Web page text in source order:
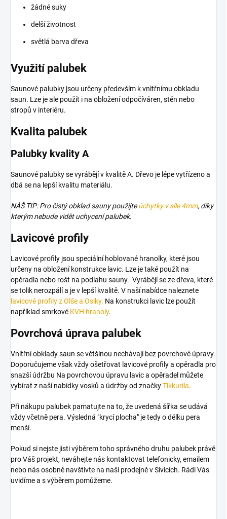
žádné suky
delší životnost
světlá barva dřeva
Využití palubek
Saunové palubky jsou určeny především k vnitřnímu obkladu
saun. Lze je ale použít i na obložení odpočíváren, stěn nebo
stropů v interiéru.
Kvalita palubek
Palubky kvality A
Saunové palubky se vyrábějí v kvalitě A. Dřevo je lépe vytřízeno a
dbá se na lepší kvalitu materiálu.
NÁŠ TIP: Pro čistý obklad sauny použijteúchytky v síle 4mm, díky
kterým nebude vidět uchycení palubek.
Lavicové profily
Lavicové profily jsou speciální hoblované hranolky, které jsou
určeny na obložení konstrukce lavic. Lze je také použít na
opěradla nebo rošt na podlahu sauny. Vyrábějí se ze dřeva, které
se tolik nerozpálí a je v lepší kvalitě. V naší nabídce naleznete
lavicové profily z Olše a Osiky. Na konstrukci lavic lze použít
například smrkové KVH hranoly.
Povrchová úprava palubek
Vnitřní obklady saun se většinou nechávají bez povrchové úpravy.
Doporučujeme však vždy ošetřovat lavicové profily a opěradla pro
snazší údržbu Na povrchovou úpravu lavic a opěradel můžete
vybírat z naší nabídky vosků a údržby od značkyTikkurila.
Při nákupu palubek pamatujte na to, že uvedená šířka se udává
vždy včetně pera. Výsledná "krycí plocha" je tedy o délku pera
menší.
Pokud si nejste jisti výběrem toho správného druhu palubek právě
pro Váš projekt, neváhejte nás kontaktovat telefonicky, emailem
nebo nás osobně navštivte na naší prodejně v Sivicích. Rádi Vás
uvidíme a s výběrem pomůžeme.